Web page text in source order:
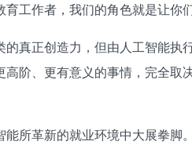
工作者，我们的角色就是让你
真正创造力，但由人工智能执
阶、更有意义的事情，完全取
所革新的就业环境中大展拳脚